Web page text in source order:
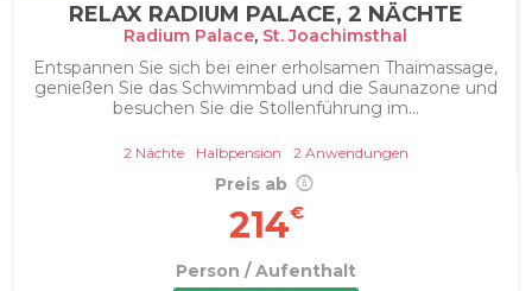
RELAX RADIUM PALACE, 2 NÄCHTE
Radium Palace, St. Joachimsthal
Entspannen Sie sich bei einer erholsamen Thaimassage,
genießen Sie das Schwimmbad und die Saunazone und
besuchen Sie die Stollenführung im...
2 Nächte Halbpension 2 Anwendungen
Preis ab
214€
Person / Aufenthalt